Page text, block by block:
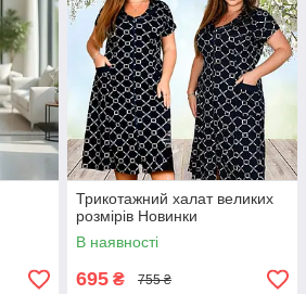
Трикотажний халат великих
розмірів Новинки
В наявності
695 ₴ 755 ₴